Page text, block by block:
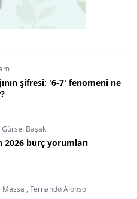
şifresi: '6-7' fenomeni ne
Gürsel Başak
burç yorumları
Massa , Fernando Alonso